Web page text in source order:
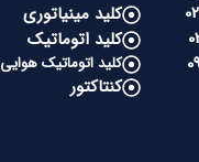
کلید مینیاتوری
کلید اتوماتیک
کلید اتوماتیک هوایی
کنتاکتور